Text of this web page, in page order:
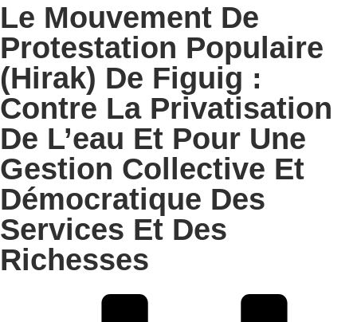
Le Mouvement De
Protestation Populaire
(Hirak) De Figuig :
Contre La Privatisation
De L’eau Et Pour Une
Gestion Collective Et
Démocratique Des
Services Et Des
Richesses